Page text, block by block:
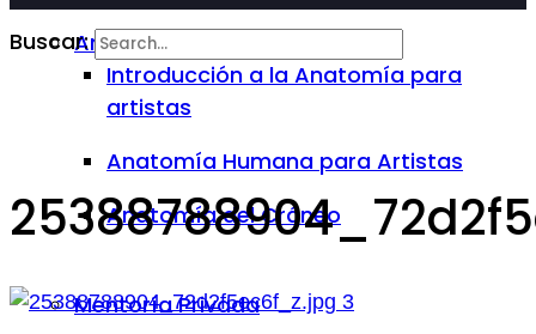
Anatomía Para Artista
Introducción a la Anatomía para
artistas
Anatomía Humana para Artistas
Anatomía del Cráneo
Mentoría Privada
Buscar: